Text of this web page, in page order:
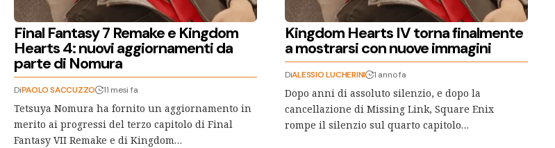
Final Fantasy 7 Remake e Kingdom
Hearts 4: nuovi aggiornamenti da
parte di Nomura
DiPAOLO SACCUZZO 11 mesi fa
Tetsuya Nomura ha fornito un aggiornamento in
merito ai progressi del terzo capitolo di Final
Fantasy VII Remake e di Kingdom…
Kingdom Hearts IV torna finalmente
a mostrarsi con nuove immagini
DiALESSIO LUCHERINI 1 anno fa
Dopo anni di assoluto silenzio, e dopo la
cancellazione di Missing Link, Square Enix
rompe il silenzio sul quarto capitolo…